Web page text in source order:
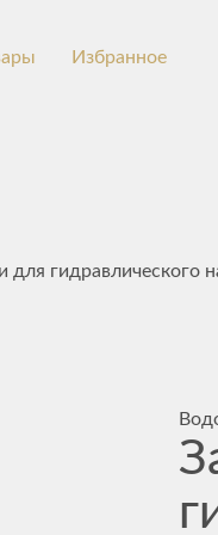
Избранное
для гидравлического